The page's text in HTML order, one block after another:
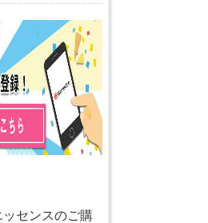
センスのご購